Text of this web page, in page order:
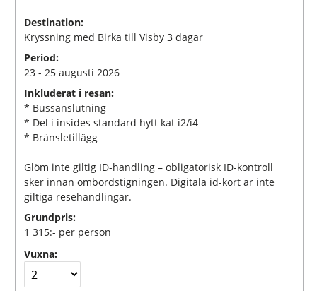
Destination:
Kryssning med Birka till Visby 3 dagar
Period:
23 - 25 augusti 2026
Inkluderat i resan:
* Bussanslutning
* Del i insides standard hytt kat i2/i4
* Bränsletillägg
Glöm inte giltig ID-handling – obligatorisk ID-kontroll
sker innan ombordstigningen. Digitala id-kort är inte
giltiga resehandlingar.
Grundpris:
1 315:- per person
Vuxna: